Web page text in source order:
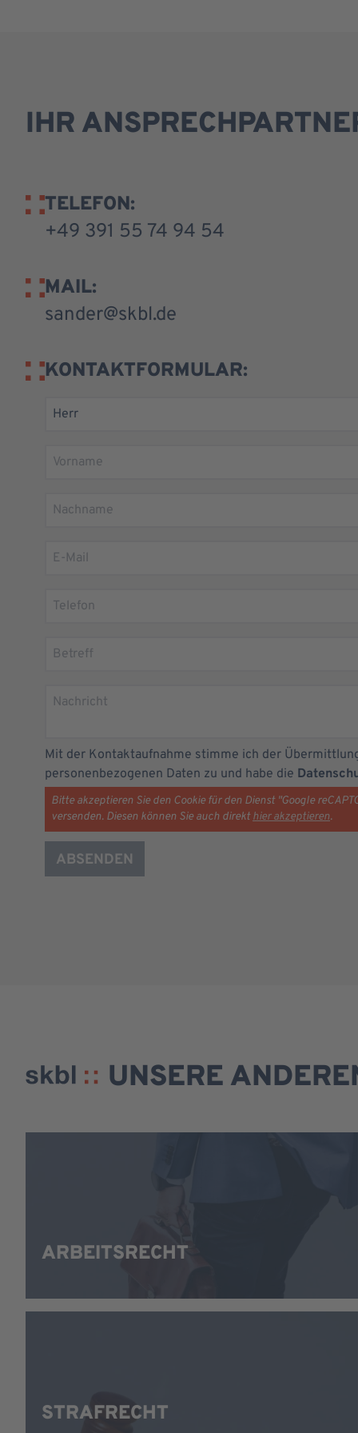
IHR
TELEFON:
+49 391 55 74 94 54
MAIL:
sander@skbl.de
KONTAKTFORMULAR:
Mit der Kontaktaufnahme stimme ich der
personenbezogenen Daten zu und habe die
Bitte akzeptieren Sie den Cookie für den Dienst "Google
versenden. Diesen können Sie auch direkthier akzeptieren.
ABSENDEN
UNSERE
ARBEITSRECHT
STRAFRECHT